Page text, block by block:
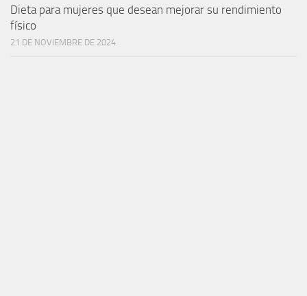
Dieta para mujeres que desean mejorar su rendimiento
físico
21 DE NOVIEMBRE DE 2024